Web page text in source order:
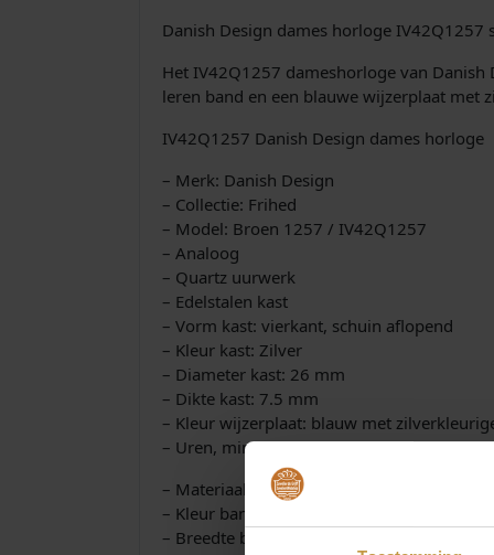
Danish Design dames horloge IV42Q1257
Het IV42Q1257 dameshorloge van
leren band en een blauwe wijzerplaat met
IV42Q1257 Danish Design dames horloge
– Merk: Danish Design
– Collectie: Frihed
– Model: Broen 1257 / IV42Q1257
– Analoog
– Quartz uurwerk
– Edelstalen kast
– Vorm kast: vierkant, schuin aflopend
– Kleur kast: Zilver
– Diameter kast: 26 mm
– Dikte kast: 7.5 mm
– Kleur wijzerplaat: blauw met
– Uren, minuten
– Materiaal band: leer
– Kleur band: blauw
– Breedte band: 20mm